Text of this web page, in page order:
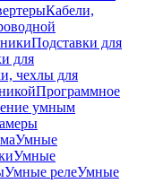
Кабели,
Подставки для
для
чехлы для
Программное
умным
Умные
Умные
Умные релеУмные